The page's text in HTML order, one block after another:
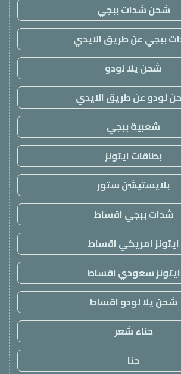
شحن شدات ببجي
ببجي عن طريق الايدي
شحن يلا لودو
لودو عن طريق الايدي
شعبية ببجي
بطاقات ايتونز
بلايستيشن ستور
شدات ببجي اقساط
ايتونز امريكي اقساط
ايتونز سعودي اقساط
شحن يلا لودو اقساط
حناء شعر
حنا